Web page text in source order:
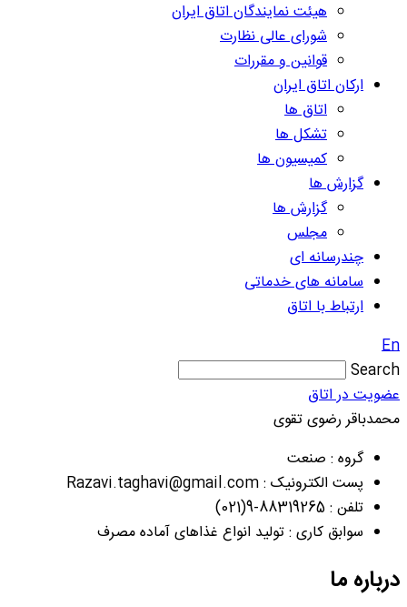
هیئت نمایندگان اتاق ایران
شورای عالی نظارت
قوانین و مقررات
ارکان اتاق ایران
اتاق ها
تشکل ها
کمیسیون ها
گزارش ها
گزارش ها
مجلس
چندرسانه ای
سامانه های خدماتی
ارتباط با اتاق
En
Search
عضویت در اتاق
محمدباقر رضوی تقوی
گروه : صنعت
پست الکترونیک : Razavi.taghavi@gmail.com
تلفن : 88319265-9(021)
سوابق کاری : تولید انواع غذاهای آماده مصرف
درباره ما